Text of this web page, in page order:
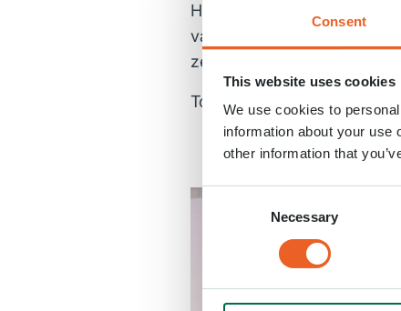
Consent
This website uses cookies
We use cookies to
information about your use
other information that
Consent
Necessary
Het is geen verrassing dat
vanwege hun inzet en
zeer verdiend volgens de
Tot slot werd de